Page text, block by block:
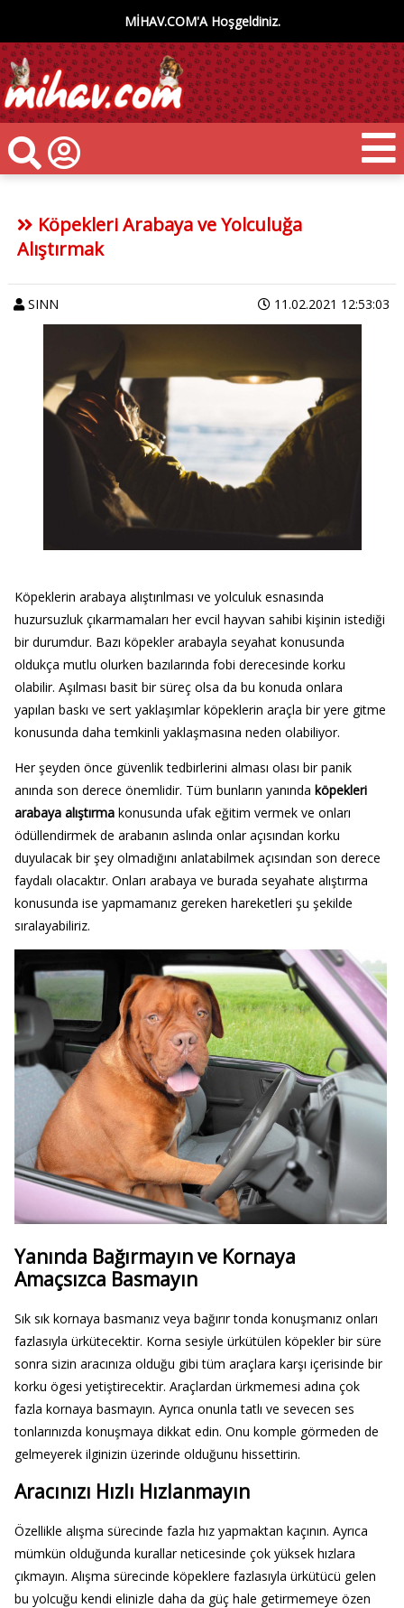
MİHAV.COM'A Hoşgeldiniz.
Köpekleri Arabaya ve Yolculuğa
Alıştırmak
SINN 11.02.2021 12:53:03
Köpeklerin arabaya alıştırılması ve yolculuk esnasında
huzursuzluk çıkarmamaları her evcil hayvan sahibi kişinin istediği
bir durumdur. Bazı köpekler arabayla seyahat konusunda
oldukça mutlu olurken bazılarında fobi derecesinde korku
olabilir. Aşılması basit bir süreç olsa da bu konuda onlara
yapılan baskı ve sert yaklaşımlar köpeklerin araçla bir yere gitme
konusunda daha temkinli yaklaşmasına neden olabiliyor.
Her şeyden önce güvenlik tedbirlerini alması olası bir panik
anında son derece önemlidir. Tüm bunların yanında köpekleri
arabaya alıştırmakonusunda ufak eğitim vermek ve onları
ödüllendirmek de arabanın aslında onlar açısından korku
duyulacak bir şey olmadığını anlatabilmek açısından son derece
faydalı olacaktır. Onları arabaya ve burada seyahate alıştırma
konusunda ise yapmamanız gereken hareketleri şu şekilde
sıralayabiliriz.
Yanında Bağırmayın ve Kornaya
Amaçsızca Basmayın
Sık sık kornaya basmanız veya bağırır tonda konuşmanız onları
fazlasıyla ürkütecektir. Korna sesiyle ürkütülen köpekler bir süre
sonra sizin aracınıza olduğu gibi tüm araçlara karşı içerisinde bir
korku ögesi yetiştirecektir. Araçlardan ürkmemesi adına çok
fazla kornaya basmayın. Ayrıca onunla tatlı ve sevecen ses
tonlarınızda konuşmaya dikkat edin. Onu komple görmeden de
gelmeyerek ilginizin üzerinde olduğunu hissettirin.
Aracınızı Hızlı Hızlanmayın
Özellikle alışma sürecinde fazla hız yapmaktan kaçının. Ayrıca
mümkün olduğunda kurallar neticesinde çok yüksek hızlara
çıkmayın. Alışma sürecinde köpeklere fazlasıyla ürkütücü gelen
bu yolcuğu kendi elinizle daha da güç hale getirmemeye özen